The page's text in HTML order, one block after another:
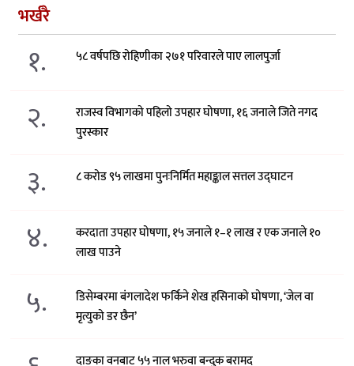
भर्खरै
१. ५८ वर्षपछि रोहिणीका २७१ परिवारले पाए लालपुर्जा
२.
राजस्व विभागको पहिलो उपहार घोषणा, १६ जनाले जिते नगद
पुरस्कार
३. ८ करोड ९५ लाखमा पुनःनिर्मित महाङ्काल सत्तल उद्घाटन
४.
करदाता उपहार घोषणा, १५ जनाले १–१ लाख र एक जनाले १०
लाख पाउने
५.
डिसेम्बरमा बंगलादेश फर्किने शेख हसिनाको घोषणा, ‘जेल वा
मृत्युको डर छैन’
दाङका वनबाट ५५ नाल भरुवा बन्दुक बरामद